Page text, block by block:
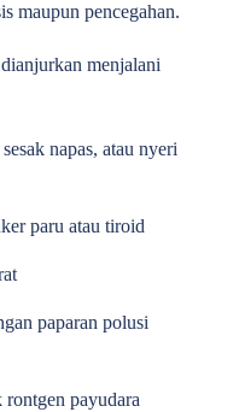
maupun pencegahan.
menjalani
napas, atau nyeri
paru atau tiroid
paparan polusi
rontgen payudara